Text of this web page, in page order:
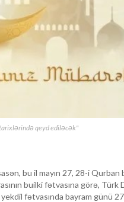
qeyd ediləcək"
bu il mayın 27, 28-i Qurban
builki fətvasına görə,
fətvasında bayram günü